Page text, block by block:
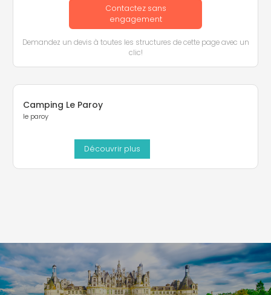
Contactez sans
engagement
Demandez un devis à toutes les structures de cette page avec un
clic!
Camping Le Paroy
le paroy
Découvrir plus